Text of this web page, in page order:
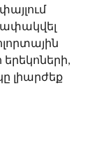
լիարժեք